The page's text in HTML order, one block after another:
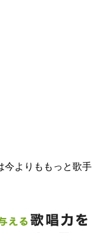
今よりももっと歌手